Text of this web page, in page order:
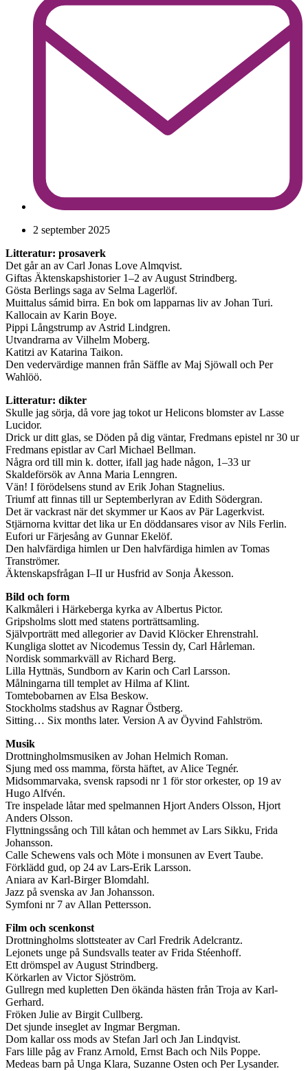
2 september 2025
Litteratur: prosaverk
Det går an av Carl Jonas Love Almqvist.
Giftas Äktenskapshistorier 1–2 av August Strindberg.
Gösta Berlings saga av Selma Lagerlöf.
Muittalus sámid birra. En bok om lapparnas liv av Johan Turi.
Kallocain av Karin Boye.
Pippi Långstrump av Astrid Lindgren.
Utvandrarna av Vilhelm Moberg.
Katitzi av Katarina Taikon.
Den vedervärdige mannen från Säffle av Maj Sjöwall och Per
Wahlöö.
Litteratur: dikter
Skulle jag sörja, då vore jag tokot ur Helicons blomster av Lasse
Lucidor.
Drick ur ditt glas, se Döden på dig väntar, Fredmans epistel nr 30 ur
Fredmans epistlar av Carl Michael Bellman.
Några ord till min k. dotter, ifall jag hade någon, 1–33 ur
Skaldeförsök av Anna Maria Lenngren.
Vän! I förödelsens stund av Erik Johan Stagnelius.
Triumf att finnas till ur Septemberlyran av Edith Södergran.
Det är vackrast när det skymmer ur Kaos av Pär Lagerkvist.
Stjärnorna kvittar det lika ur En döddansares visor av Nils Ferlin.
Eufori ur Färjesång av Gunnar Ekelöf.
Den halvfärdiga himlen ur Den halvfärdiga himlen av Tomas
Tranströmer.
Äktenskapsfrågan I–II ur Husfrid av Sonja Åkesson.
Bild och form
Kalkmåleri i Härkeberga kyrka av Albertus Pictor.
Gripsholms slott med statens porträttsamling.
Självporträtt med allegorier av David Klöcker Ehrenstrahl.
Kungliga slottet av Nicodemus Tessin dy, Carl Hårleman.
Nordisk sommarkväll av Richard Berg.
Lilla Hyttnäs, Sundborn av Karin och Carl Larsson.
Målningarna till templet av Hilma af Klint.
Tomtebobarnen av Elsa Beskow.
Stockholms stadshus av Ragnar Östberg.
Sitting… Six months later. Version A av Öyvind Fahlström.
Musik
Drottningholmsmusiken av Johan Helmich Roman.
Sjung med oss mamma, första häftet, av Alice Tegnér.
Midsommarvaka, svensk rapsodi nr 1 för stor orkester, op 19 av
Hugo Alfvén.
Tre inspelade låtar med spelmannen Hjort Anders Olsson, Hjort
Anders Olsson.
Flyttningssång och Till kåtan och hemmet av Lars Sikku, Frida
Johansson.
Calle Schewens vals och Möte i monsunen av Evert Taube.
Förklädd gud, op 24 av Lars-Erik Larsson.
Aniara av Karl-Birger Blomdahl.
Jazz på svenska av Jan Johansson.
Symfoni nr 7 av Allan Pettersson.
Film och scenkonst
Drottningholms slottsteater av Carl Fredrik Adelcrantz.
Lejonets unge på Sundsvalls teater av Frida Stéenhoff.
Ett drömspel av August Strindberg.
Körkarlen av Victor Sjöström.
Gullregn med kupletten Den ökända hästen från Troja av Karl-
Gerhard.
Fröken Julie av Birgit Cullberg.
Det sjunde inseglet av Ingmar Bergman.
Dom kallar oss mods av Stefan Jarl och Jan Lindqvist.
Fars lille påg av Franz Arnold, Ernst Bach och Nils Poppe.
Medeas barn på Unga Klara, Suzanne Osten och Per Lysander.